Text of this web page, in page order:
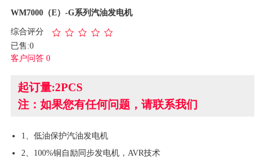
WM7000（E）-G系列汽油发电机
综合评分
已售:0
客户问答 0
起订量:2PCS
注：如果您有任何问题，请联系我们
1、低油保护汽油发电机
2、100%铜自励同步发电机，AVR技术